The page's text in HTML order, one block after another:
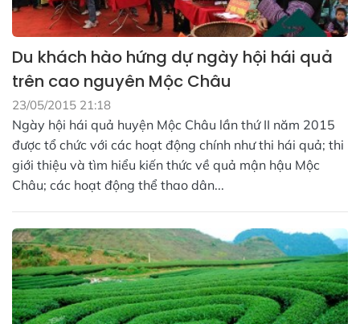
Du khách hào hứng dự ngày hội hái quả
trên cao nguyên Mộc Châu
23/05/2015 21:18
Ngày hội hái quả huyện Mộc Châu lần thứ II năm 2015
được tổ chức với các hoạt động chính như thi hái quả; thi
giới thiệu và tìm hiểu kiến thức về quả mận hậu Mộc
Châu; các hoạt động thể thao dân...